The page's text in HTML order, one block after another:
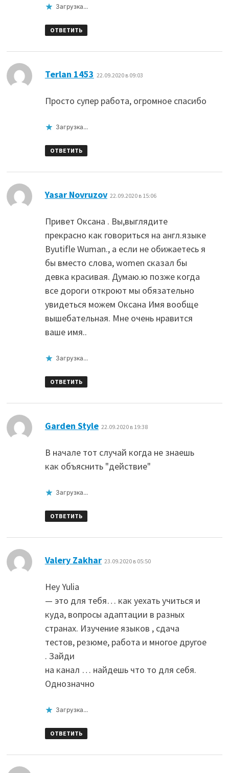
Загрузка...
ОТВЕТИТЬ
Terlan 1453 22.09.2020 в 09:03
Просто супер работа, огромное спасибо
Загрузка...
ОТВЕТИТЬ
Yasar Novruzov: 22.09.2020 в 15:06
Привет Оксана . Вы,выглядите
прекрасно как говориться на англ.языке
Byutifle Wuman., a если не обижаетесь я
бы вместо слова, women сказал бы
девка красивая. Думаю.ю позже когда
все дороги откроют мы обязательно
увидеться можем Оксана Имя вообще
вышебательная. Мне очень нравится
ваше имя..
Загрузка...
ОТВЕТИТЬ
Garden Style: 22.09.2020 в 19:38
В начале тот случай когда не знаешь
как объяснить "действие"
Загрузка...
ОТВЕТИТЬ
Valery Zakhar: 23.09.2020 в 05:50
Hey Yulia
— это для тебя… как уехать учиться и
куда, вопросы адаптации в разных
странах. Изучение языков , сдача
тестов, резюме, работа и многое другое
. Зайди
на канал … найдешь что то для себя.
Однозначно
Загрузка...
ОТВЕТИТЬ